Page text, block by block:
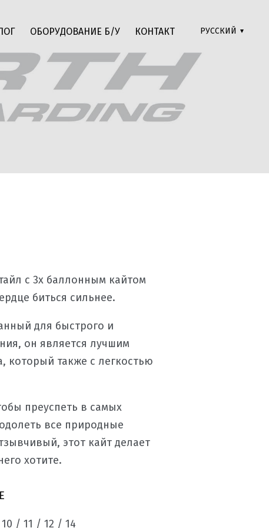
ОБОРУДОВАНИЕ Б/У КОНТАКТ РУССКИЙ
с 3х баллонным кайтом
биться сильнее.
для быстрого и
он является лучшим
который также с легкостью
преуспеть в самых
все природные
этот кайт делает
хотите.
/ 11 / 12 / 14